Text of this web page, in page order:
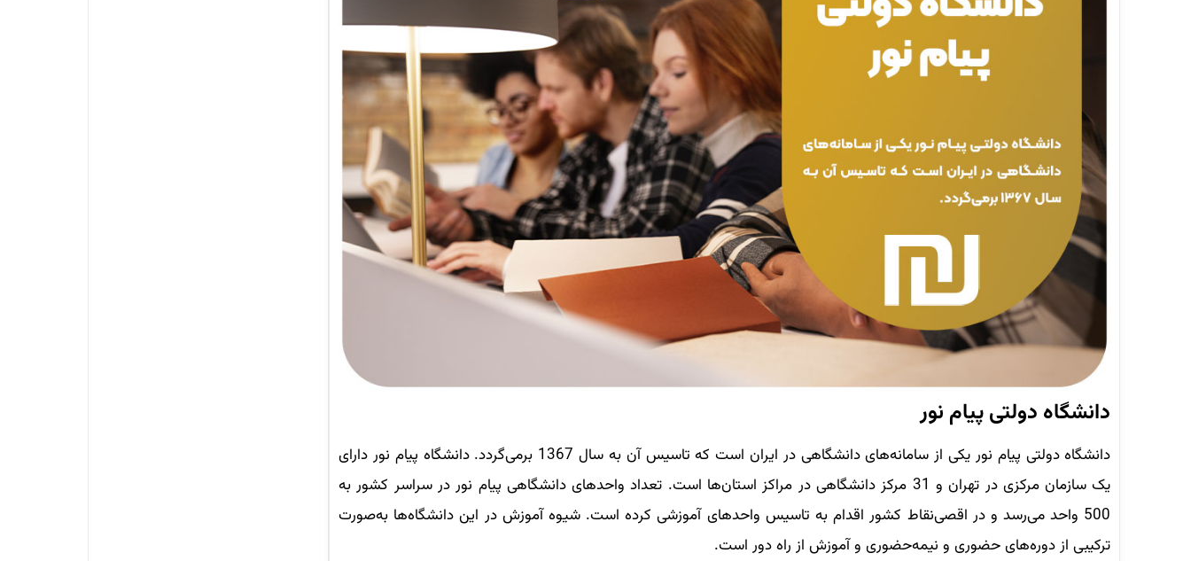
دانشگاه دولتی پیام نور
دانشگاه دولتی پیام نور یکی از سامانه‌های دانشگاهی در ایران است که تاسیس آن به سال 1367 برمی‌گردد. دانشگاه پیام نور دارای
یک سازمان مرکزی در تهران و 31 مرکز دانشگاهی در مراکز استان‌ها است. تعداد واحدهای دانشگاهی پیام نور در سراسر کشور به
500 واحد می‌رسد و در اقصی‌نقاط کشور اقدام به تاسیس واحدهای آموزشی کرده است. شیوه آموزش در این دانشگاه‌ها به‌صورت
ترکیبی از دوره‌های حضوری و نیمه‌حضوری و آموزش از راه دور است.